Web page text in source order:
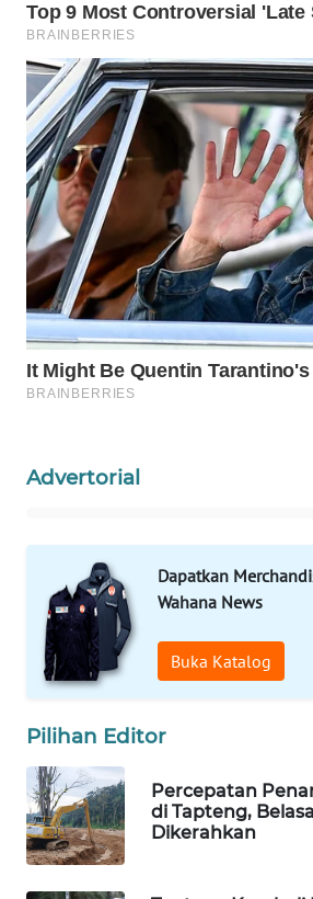
Advertorial
Dapatkan
Wahana News
Buka Katalog
Pilihan Editor
Percepatan
di Tapteng,
Dikerahkan
WISATA
LAPAK
WAHANA
Wahana
Network
KONSUMEN
LISTRIK
MASYARAKAT
KELISTRIKAN
WALINKI
MAWAKA
MARTABAT
NET
PLN
WATCH
LPKKI
LKKI
KOPEKLIN